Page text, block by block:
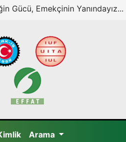
Gücü, Emekçinin Yanındayız...
Arama